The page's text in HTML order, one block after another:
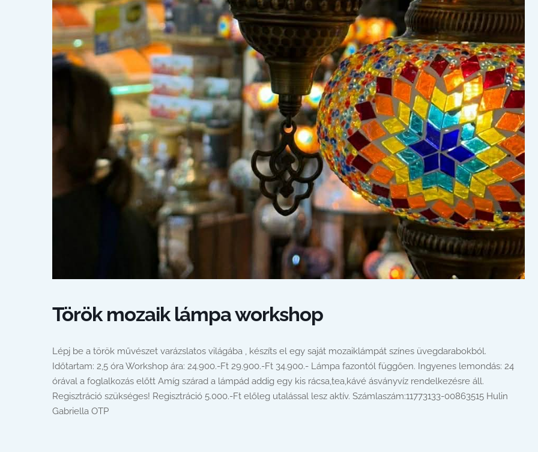
Török mozaik lámpa workshop
Lépj be a török művészet varázslatos világába , készíts el egy saját mozaiklámpát színes üvegdarabokból.
Időtartam: 2,5 óra Workshop ára: 24.900.-Ft 29.900.-Ft 34.900.- Lámpa fazontól függően. Ingyenes lemondás: 24
órával a foglalkozás előtt Amíg szárad a lámpád addig egy kis rácsa,tea,kávé ásványvíz rendelkezésre áll.
Regisztráció szükséges! Regisztráció 5.000.-Ft előleg utalással lesz aktív. Számlaszám:11773133-00863515 Hulin
Gabriella OTP